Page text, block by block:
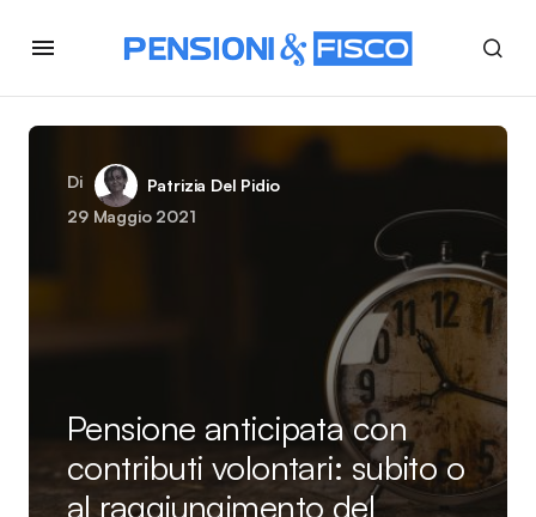
Di
Patrizia Del Pidio
29 Maggio 2021
Pensione anticipata con
contributi volontari: subito o
al raggiungimento del